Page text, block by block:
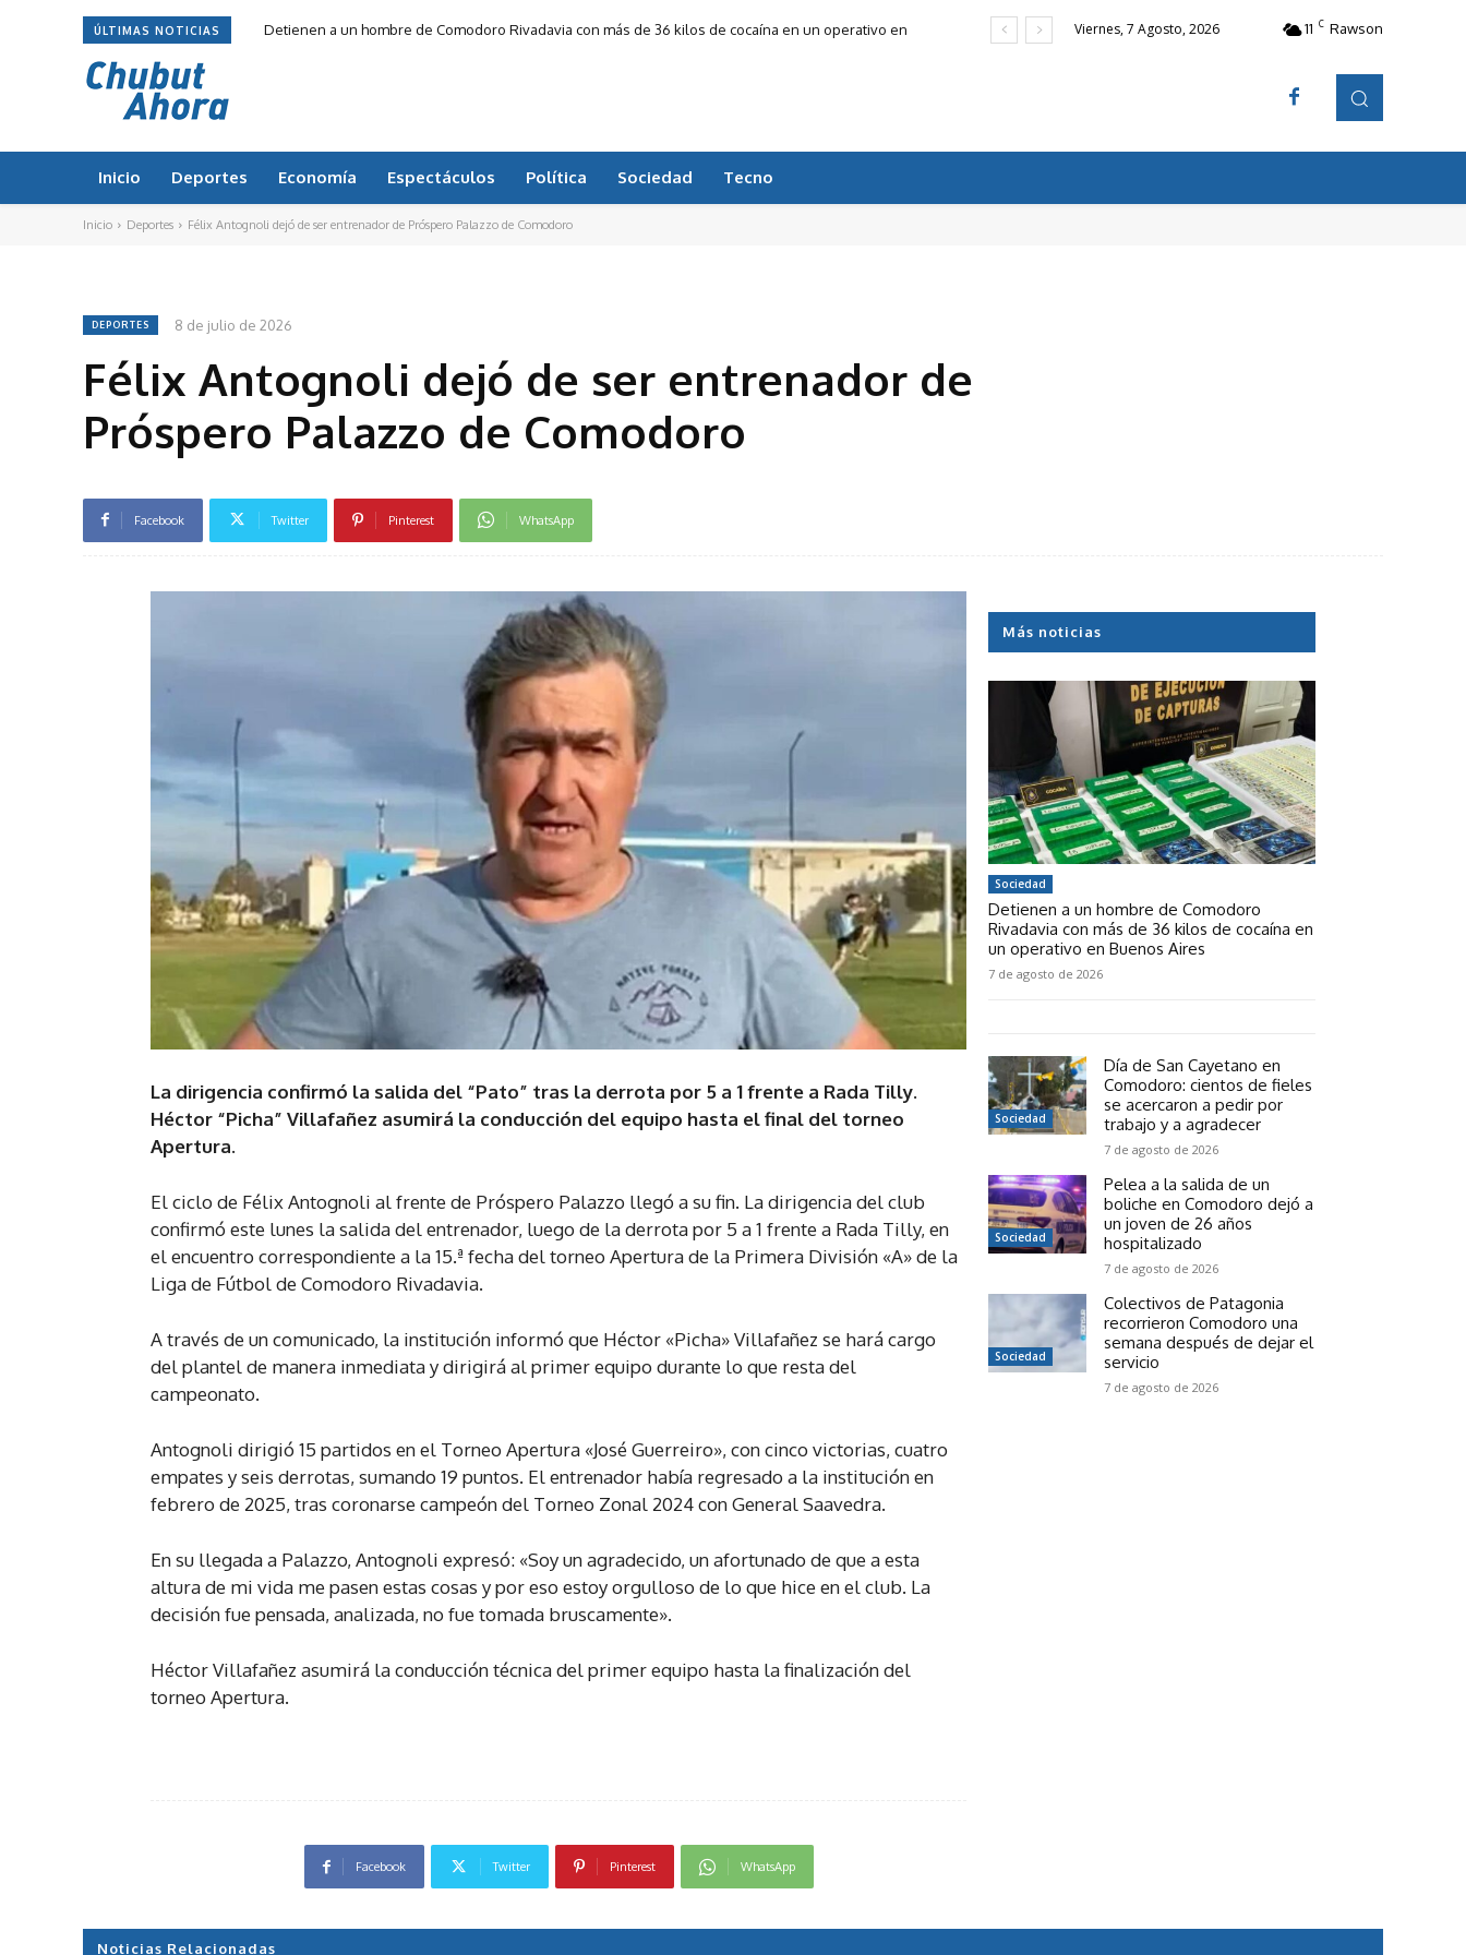
ÚLTIMAS NOTICIAS
Detienen a un hombre de Comodoro Rivadavia con más de 36 kilos de cocaína en un operativo en
Día de San Cayetano en Comodoro: cientos de fieles se acercaron a pedir por trabajo y a agradecer Viernes, 7 Agosto, 2026 11 C Rawson
Inicio Deportes Economía Espectáculos Política Sociedad Tecno
Inicio Deportes Félix Antognoli dejó de ser entrenador de Próspero Palazzo de Comodoro
DEPORTES 8 de julio de 2026
Félix Antognoli dejó de ser entrenador de
Próspero Palazzo de Comodoro
Facebook Twitter Pinterest WhatsApp
La dirigencia confirmó la salida del “Pato” tras la derrota por 5 a 1 frente a Rada Tilly.
Héctor “Picha” Villafañez asumirá la conducción del equipo hasta el final del torneo
Apertura.
El ciclo de Félix Antognoli al frente de Próspero Palazzo llegó a su fin. La dirigencia del club
confirmó este lunes la salida del entrenador, luego de la derrota por 5 a 1 frente a Rada Tilly, en
el encuentro correspondiente a la 15.ª fecha del torneo Apertura de la Primera División «A» de la
Liga de Fútbol de Comodoro Rivadavia.
A través de un comunicado, la institución informó que Héctor «Picha» Villafañez se hará cargo
del plantel de manera inmediata y dirigirá al primer equipo durante lo que resta del
campeonato.
Antognoli dirigió 15 partidos en el Torneo Apertura «José Guerreiro», con cinco victorias, cuatro
empates y seis derrotas, sumando 19 puntos. El entrenador había regresado a la institución en
febrero de 2025, tras coronarse campeón del Torneo Zonal 2024 con General Saavedra.
En su llegada a Palazzo, Antognoli expresó: «Soy un agradecido, un afortunado de que a esta
altura de mi vida me pasen estas cosas y por eso estoy orgulloso de lo que hice en el club. La
decisión fue pensada, analizada, no fue tomada bruscamente».
Héctor Villafañez asumirá la conducción técnica del primer equipo hasta la finalización del
torneo Apertura.
Facebook Twitter Pinterest WhatsApp
Más noticias
Sociedad
Detienen a un hombre de Comodoro
Rivadavia con más de 36 kilos de cocaína en
un operativo en Buenos Aires
7 de agosto de 2026
Sociedad
Día de San Cayetano en
Comodoro: cientos de fieles
se acercaron a pedir por
trabajo y a agradecer
7 de agosto de 2026
Sociedad
Pelea a la salida de un
boliche en Comodoro dejó a
un joven de 26 años
hospitalizado
7 de agosto de 2026
Sociedad
Colectivos de Patagonia
recorrieron Comodoro una
semana después de dejar el
servicio
7 de agosto de 2026
Noticias Relacionadas